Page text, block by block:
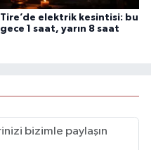
Tire’de elektrik kesintisi: bu
gece 1 saat, yarın 8 saat